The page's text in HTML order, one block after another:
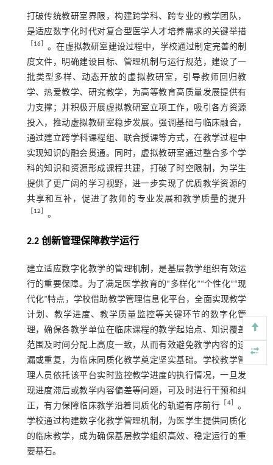
打破传统教研室界限，构建跨学科、跨专业的教学团队，
是适应数字化时代对复合型医学人才培养需求的关键举措
［16］ 。在虚拟教研室建设过程中，学校通过制定完善的制
度文件，明确建设目标、管理机制与运行规范，建设了一
批类型多样、动态开放的虚拟教研室，引导教师回归教
学、热爱教学、研究教学，为高等教育高质量发展提供有
力支撑；并积极开展虚拟教研室立项工作，吸引各方资源
投入，推动虚拟教研室稳步发展。强调基础与临床融合，
通过建立跨学科课程组、联合授课等方式，在教学过程中
实现知识的融会贯通。同时，虚拟教研室通过整合多个学
科的知识和资源形成课程共建，打破了时空限制，为学生
提供了更广阔的学习视野，进一步实现了优质教学资源的
共享和互补，促进了教师的专业发展和教学质量的提升
［12］ 。
2.2 创新管理保障教学运行
建立适应数字化教学的管理机制，是基层教学组织有效运
行的重要保障。为了满足医学教育的“多样化”“个性化”“现
代化”特点，学校借助教学管理信息化平台，全面实现教学
计划、教学进度、教学质量监控等关键环节的数字化管
理，确保各教学单位在临床课程的教学起始点、知识覆盖
范围及时间分配上高度一致，从而有效避免教学内容的遗
漏或重复，为临床同质化教学奠定坚实基础。学校教学管
理人员依托该平台实时监控教学进度的执行情况，一旦发
现进度滞后或教学内容偏差等问题，可及时进行干预和纠
正，有力保障临床教学沿着同质化的轨道有序前行 ［4］ 。
学校通过构建数字化教学管理机制，为医学生提供同质化
的临床教学，成为确保基层教学组织高效、稳定运行的重
要基石。